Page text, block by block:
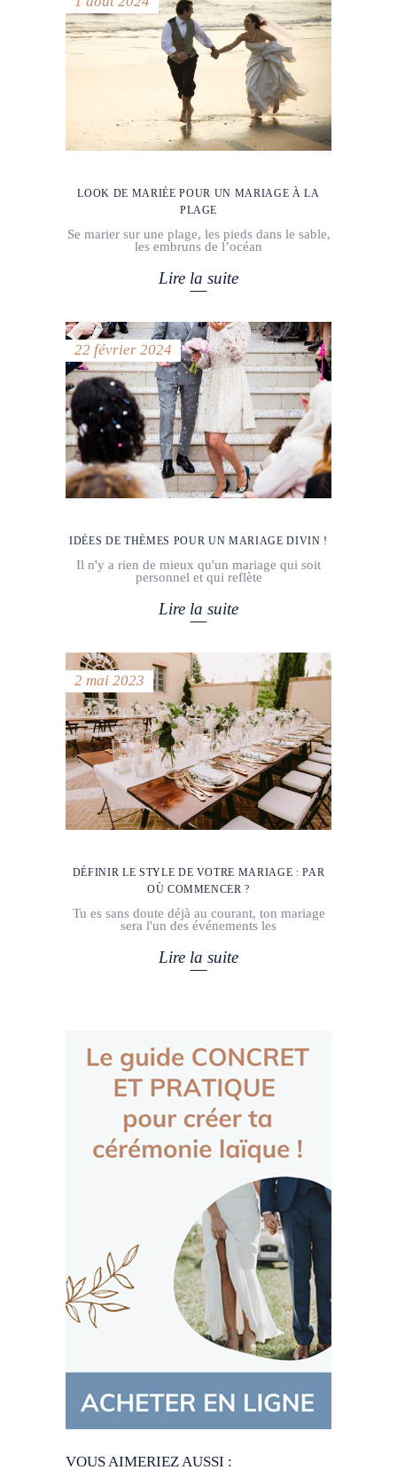
LOOK DE MARIÉE POUR UN MARIAGE À LA
PLAGE
Se marier sur une plage, les pieds dans le sable,
les embruns de l’océan
Lire la suite
22 février 2024
IDÉES DE THÈMES POUR UN MARIAGE DIVIN !
Il n'y a rien de mieux qu'un mariage qui soit
personnel et qui reflète
Lire la suite
2 mai 2023
DÉFINIR LE STYLE DE VOTRE MARIAGE : PAR
OÙ COMMENCER ?
Tu es sans doute déjà au courant, ton mariage
sera l'un des événements les
Lire la suite
VOUS AIMERIEZ AUSSI :